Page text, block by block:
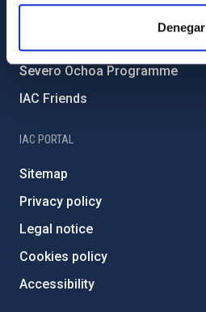
Denegar
Severo Ochoa Programme
IAC Friends
IAC PORTAL
Sitemap
Privacy policy
Legal notice
Cookies policy
Accessibility